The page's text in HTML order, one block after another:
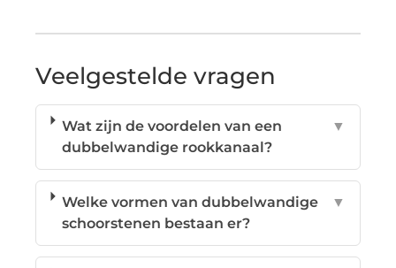
Veelgestelde vragen
Wat zijn de voordelen van een
dubbelwandige rookkanaal?
▼
Welke vormen van dubbelwandige
schoorstenen bestaan er?
▼